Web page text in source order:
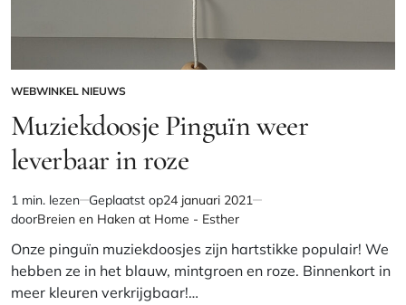
GEPLAATST
IN
WEBWINKEL NIEUWS
Muziekdoosje Pinguïn weer
leverbaar in roze
Geschatte
leestijd
1 min. lezen Geplaatst op24 januari 2021
doorBreien en Haken at Home - Esther
Onze pinguïn muziekdoosjes zijn hartstikke populair! We
hebben ze in het blauw, mintgroen en roze. Binnenkort in
meer kleuren verkrijgbaar!…